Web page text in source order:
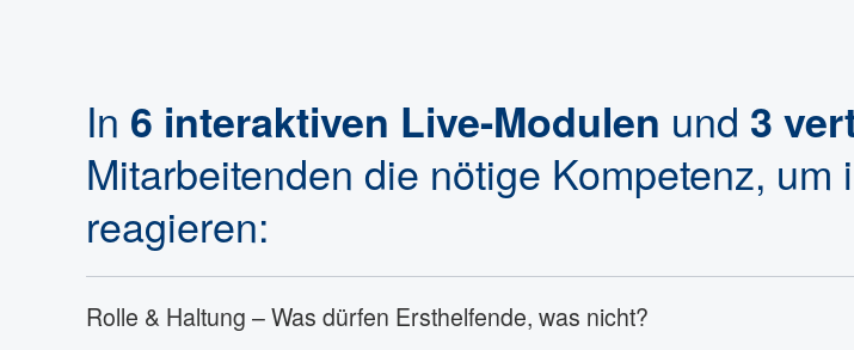
In 6 interaktiven Live-Modulen und 3
Mitarbeitenden die nötige Kompetenz,
reagieren:
Rolle & Haltung – Was dürfen Ersthelfende, was nicht?